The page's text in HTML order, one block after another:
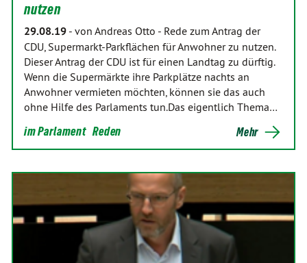
nutzen
29.08.19 - von Andreas Otto - Rede zum Antrag der
CDU, Supermarkt-Parkflächen für Anwohner zu nutzen.
Dieser Antrag der CDU ist für einen Landtag zu dürftig.
Wenn die Supermärkte ihre Parkplätze nachts an
Anwohner vermieten möchten, können sie das auch
ohne Hilfe des Parlaments tun.Das eigentlich Thema…
im Parlament Reden Mehr